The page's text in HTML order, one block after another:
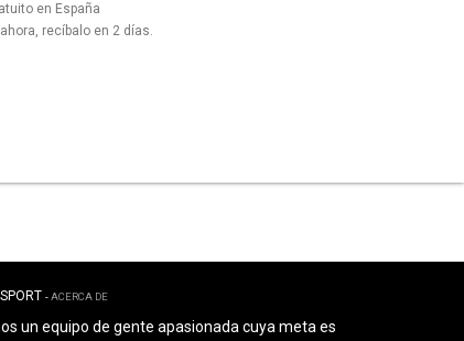
en España
recíbalo en 2 días.
-ACERCA DE
un equipo de gente apasionada cuya meta es